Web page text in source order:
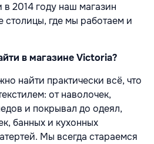
2014 году наш магазин
столицы, где мы работаем и
в магазине Victoria?
найти практически всё, что
от наволочек,
и покрывал до одеял,
банных и кухонных
Мы всегда стараемся